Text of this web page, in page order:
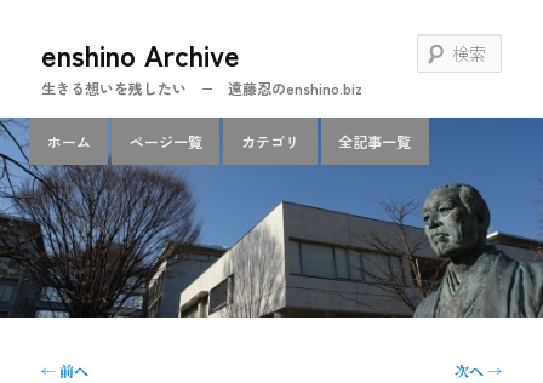
ン
テ
ン
ツ
へ
移
動
enshino Archive
生きる想いを残したい − 遠藤忍のenshino.biz
索
メ
イ
ン
メ
ニ
ュ
ー
ホーム ページ一覧 カテゴリ 全記事一覧
投
←前へ 次へ→